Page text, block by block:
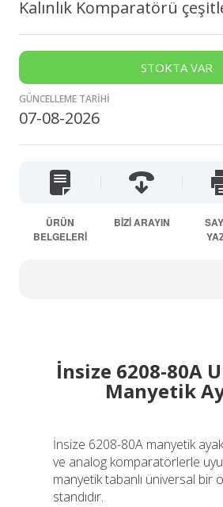
Kalınlık Komparatörü
STOKTA VAR
GÜNCELLEME TARİHİ
07-08-2026
ÜRÜN
BELGELERİ
BİZİ ARAYIN
İnsize 6208-80A
Manyetik
İnsize 6208-80A manyetik
ve analog komparatörlerle
manyetik tabanlı üniversal bir
standıdır.